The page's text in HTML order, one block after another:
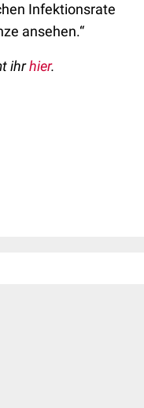
Infektionsrate
ansehen.“
ihrhier.